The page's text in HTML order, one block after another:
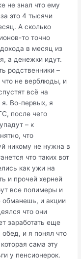
не знал что ему
это 4 тысячи
А сколько
то точно
в месяц из
а денежки идут.
родственники –
не верблюды, и
всё на
я. Во-первых, я
после чего
– к
что
никому не нужна в
что таких вот
как ужи на
и прочей херней
все полимеры и
обманешь, и акции
что они
заработать еще
и я понял что
сама эту
у пенсионерок.